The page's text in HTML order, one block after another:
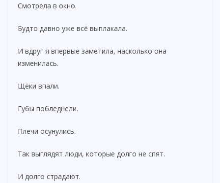
Смотрела в окно.
Будто давно уже всё выплакала.
И вдруг я впервые заметила, насколько она
изменилась.
Щёки впали.
Губы побледнели.
Плечи осунулись.
Так выглядят люди, которые долго не спят.
И долго страдают.